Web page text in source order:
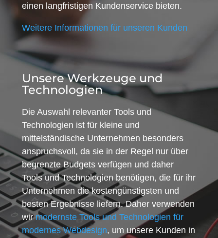
einen langfristigen Kundenservice bieten.
Weitere Informationen für unseren Kunden
Unsere Werkzeuge und
Technologien
Die Auswahl relevanter Tools und
Technologien ist für kleine und
mittelständische Unternehmen besonders
anspruchsvoll, da sie in der Regel nur über
begrenzte Budgets verfügen und daher
Tools und Technologien benötigen, die für ihr
Unternehmen die kostengünstigsten und
besten Ergebnisse liefern. Daher verwenden
wirmodernste Tools und Technologien für
modernes Webdesign, um unsere Kunden in